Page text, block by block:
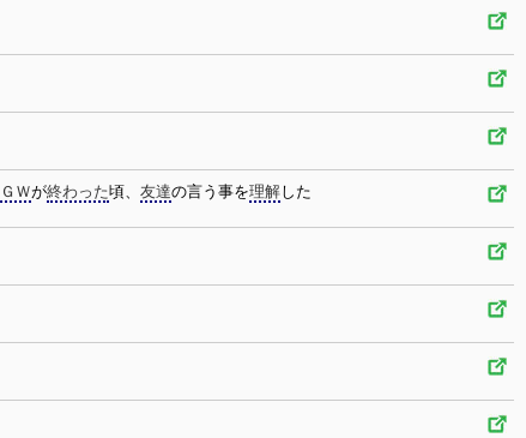
ＧＷが終わった頃、 友達の言う事を理解した